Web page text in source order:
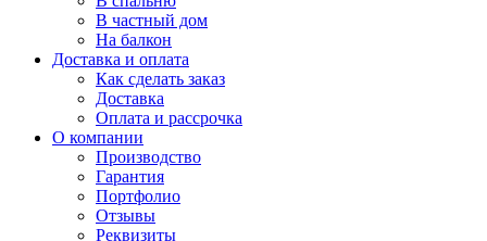
В частный дом
На балкон
Доставка и оплата
Как сделать заказ
Доставка
Оплата и рассрочка
О компании
Производство
Гарантия
Портфолио
Отзывы
Реквизиты